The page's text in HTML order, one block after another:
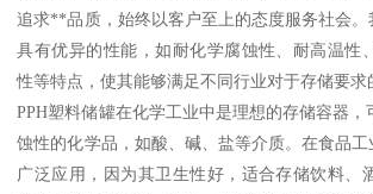
追求**品质，始终以客户至上的态度服务社会。
具有优异的性能，如耐化学腐蚀性、耐高温性
性等特点，使其能够满足不同行业对于存储要求
PPH塑料储罐在化学工业中是理想的存储容器
蚀性的化学品，如酸、碱、盐等介质。在食品工
广泛应用，因为其卫生性好，适合存储饮料、